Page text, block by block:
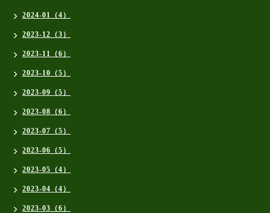
2024-01（4）
2023-12（3）
2023-11（6）
2023-10（5）
2023-09（5）
2023-08（6）
2023-07（5）
2023-06（5）
2023-05（4）
2023-04（4）
2023-03（6）